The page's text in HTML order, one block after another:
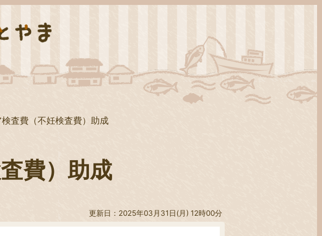
査費（不妊検査費）助成
費）助成
更新日：2025年03月31日(月) 12時00分